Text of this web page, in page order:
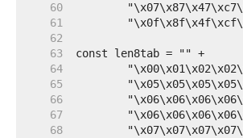
    60
    61
    62
    63
    64
    65
    66
    67
    68